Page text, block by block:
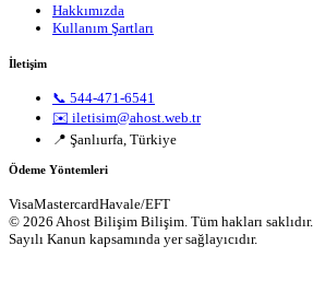
Hakkımızda
Kullanım Şartları
İletişim
📞 544-471-6541
✉️ iletisim@ahost.web.tr
📍 Şanlıurfa, Türkiye
Ödeme Yöntemleri
VisaMastercardHavale/EFT
© 2026 Ahost Bilişim Bilişim. Tüm hakları saklıdır.
Sayılı Kanun kapsamında yer sağlayıcıdır.